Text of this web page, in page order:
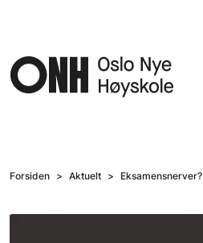
Forsiden Aktuelt Eksamensnerver?